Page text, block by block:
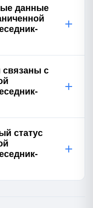
данные
+
связаны с
+
статус
+